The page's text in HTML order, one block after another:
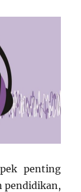
penting
pendidikan,